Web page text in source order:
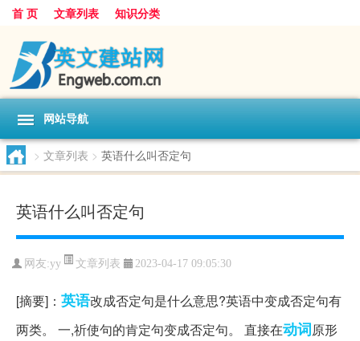
首 页 文章列表 知识分类
网站导航
> 文章列表 > 英语什么叫否定句
英语什么叫否定句
网友:yy 文章列表 2023-04-17 09:05:30
[摘要]： 英语改成否定句是什么意思?英语中变成否定句有
两类。 一,祈使句的肯定句变成否定句。 直接在动词原形